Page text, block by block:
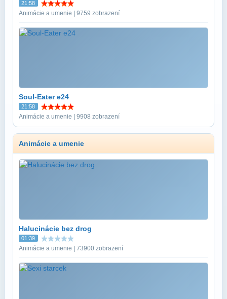
21:58
Animácie a umenie | 9759 zobrazení
Soul-Eater e24
21:58
Animácie a umenie | 9908 zobrazení
Animácie a umenie
Halucinácie bez drog
01:39
Animácie a umenie | 73900 zobrazení